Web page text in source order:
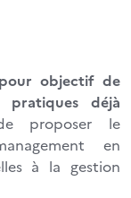
objectif de
déjà
proposer le
en
à la gestion